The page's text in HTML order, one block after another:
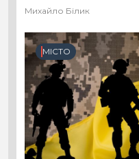
Михайло Білик
МІСТО